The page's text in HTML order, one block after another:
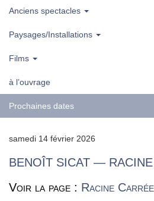
Anciens spectacles
Paysages/Installations
Films
à l’ouvrage
Prochaines dates
samedi 14 février 2026
BENOÎT SICAT —
Voir la page : Racine Carrée